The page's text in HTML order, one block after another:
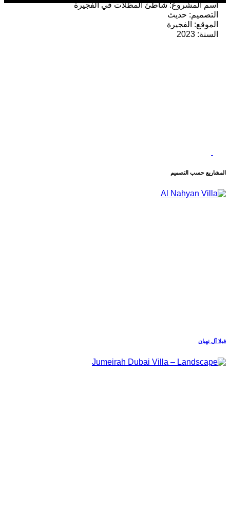
اسم المشروع: شاطئ المظلات في الفجيرة
التصميم: حديث
الموقع: الفجيرة
السنة: 2023
المشاريع حسب التصميم
فيلا آل نهيان